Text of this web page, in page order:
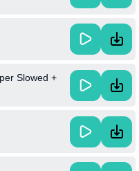
Slowed +